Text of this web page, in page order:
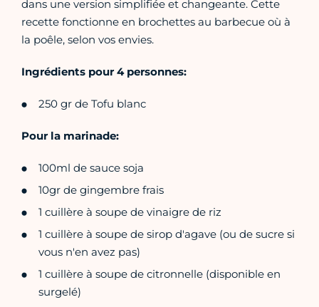
dans une version simplifiée et changeante. Cette
recette fonctionne en brochettes au barbecue où à
la poêle, selon vos envies.
Ingrédients pour 4 personnes:
250 gr de Tofu blanc
Pour la marinade:
100ml de sauce soja
10gr de gingembre frais
1 cuillère à soupe de vinaigre de riz
1 cuillère à soupe de sirop d'agave (ou de sucre si
vous n'en avez pas)
1 cuillère à soupe de citronnelle (disponible en
surgelé)